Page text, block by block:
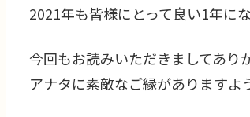
2021年も皆様にとって良い1年に
今回もお読みいただきましてあり
アナタに素敵なご縁がありますよ